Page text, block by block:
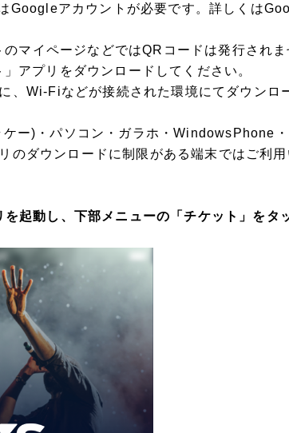
アカウントが必要です。詳しくは
マイページなどではQRコードは発行されま
アプリをダウンロードしてください。
、Wi-Fiなどが接続された環境にてダウンロ
ー)・パソコン・ガラホ・WindowsPhone
のダウンロードに制限がある端末ではご利用
起動し、下部メニューの「チケット」をタ